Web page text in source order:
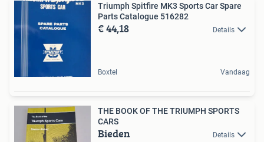
Triumph Spitfire MK3 Sports Car Spare
Parts Catalogue 516282
€ 44,18 Details
Boxtel Vandaag
THE BOOK OF THE TRIUMPH SPORTS
CARS
Bieden Details